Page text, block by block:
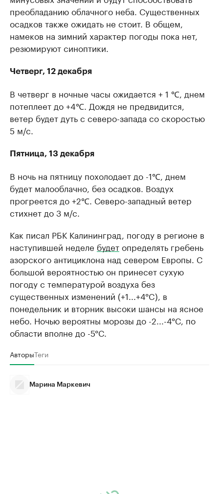
преобладанию облачного неба. Существенных
осадков также ожидать не стоит. В общем,
намеков на зимний характер погоды пока нет,
резюмируют синоптики.
Четверг, 12 декабря
В четверг в ночные часы ожидается + 1 ℃, днем
потеплеет до +4℃. Дождя не предвидится,
ветер будет дуть с северо-запада со скоростью
5 м/с.
Пятница, 13 декабря
В ночь на пятницу похолодает до -1℃, днем
будет малооблачно, без осадков. Воздух
прогреется до +2℃. Северо-западный ветер
стихнет до 3 м/с.
Как писал РБК Калининград, погоду в регионе в
наступившей неделе будетопределять гребень
азорского антициклона над севером Европы. С
большой вероятностью он принесет сухую
погоду с температурой воздуха без
существенных изменений (+1...+4°C), в
понедельник и вторник высоки шансы на ясное
небо. Ночью вероятны морозы до -2...-4°C, по
области вполне до -5°C.
АвторыТеги
Марина Маркевич